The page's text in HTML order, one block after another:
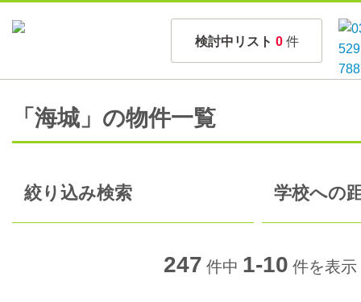
検討中リスト 0 件
「海城」の物件一覧
絞り込み検索 学校への
247 件中 1-10 件を表示